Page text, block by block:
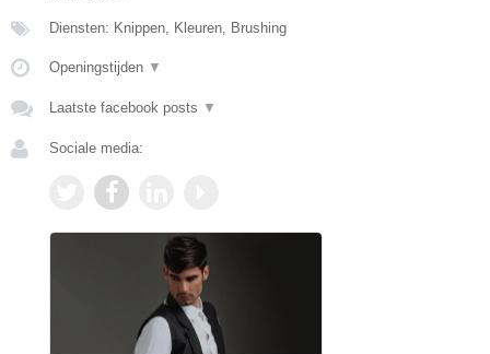
Diensten: Knippen, Kleuren, Brushing
Openingstijden ▼
Laatste facebook posts ▼
Sociale media: